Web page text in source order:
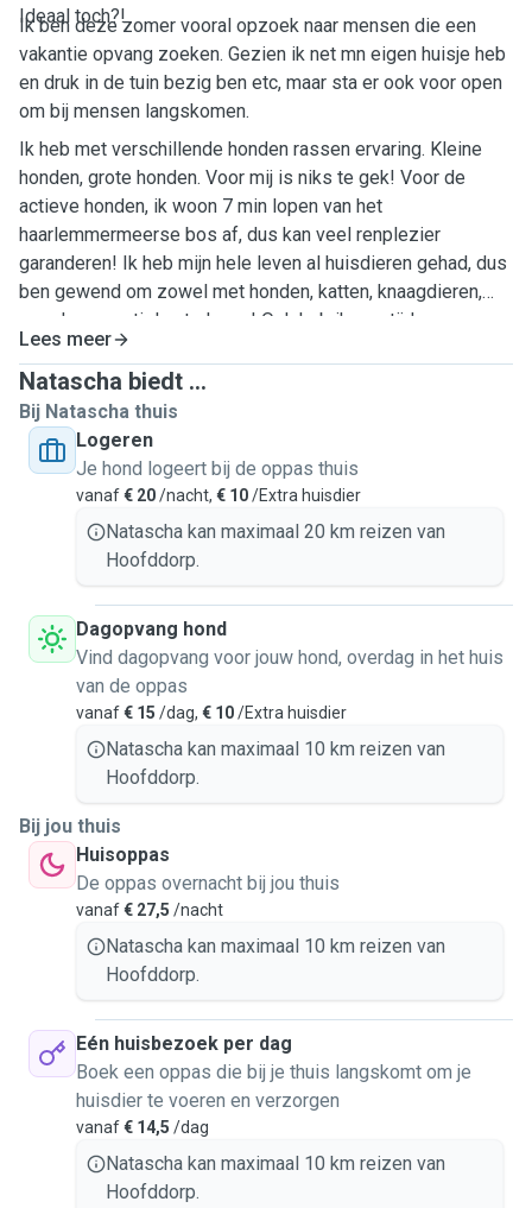
Ideaal toch?!
Ik ben deze zomer vooral opzoek naar mensen die een
vakantie opvang zoeken. Gezien ik net mn eigen huisje heb
en druk in de tuin bezig ben etc, maar sta er ook voor open
om bij mensen langskomen.
Ik heb met verschillende honden rassen ervaring. Kleine
honden, grote honden. Voor mij is niks te gek! Voor de
actieve honden, ik woon 7 min lopen van het
haarlemmermeerse bos af, dus kan veel renplezier
garanderen! Ik heb mijn hele leven al huisdieren gehad, dus
ben gewend om zowel met honden, katten, knaagdieren,
vogels en reptielen te leven! Ook heb ik een tijd
enthousiast meegelopen met de honden uitlaat service van
een vriendin en hier veel kennis opgedaan over het gedrag
van honden!
Lees meer
Natascha biedt ...
Bij Natascha thuis
Logeren
Je hond logeert bij de oppas thuis
vanaf€ 20/nacht, € 10/Extra huisdier
Natascha kan maximaal 20 km reizen van
Hoofddorp.
Dagopvang hond
Vind dagopvang voor jouw hond, overdag in het huis
van de oppas
vanaf€ 15 /dag, € 10/Extra huisdier
Natascha kan maximaal 10 km reizen van
Hoofddorp.
Bij jou thuis
Huisoppas
De oppas overnacht bij jou thuis
vanaf€ 27,5 /nacht
Natascha kan maximaal 10 km reizen van
Hoofddorp.
Eén huisbezoek per dag
Boek een oppas die bij je thuis langskomt om je
huisdier te voeren en verzorgen
vanaf€ 14,5 /dag
Natascha kan maximaal 10 km reizen van
Hoofddorp.